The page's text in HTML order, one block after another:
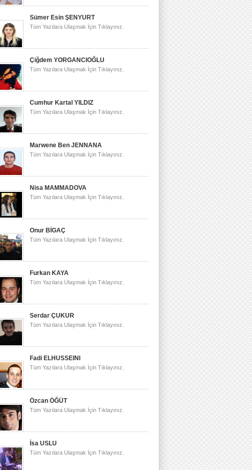
Sümer Esin ŞENYURT
Tüm Yazılara Ulaşmak İçin Tıklayınız.
Çiğdem YORGANCIOĞLU
Tüm Yazılara Ulaşmak İçin Tıklayınız.
Cumhur Kartal YILDIZ
Tüm Yazılara Ulaşmak İçin Tıklayınız.
Marwene Ben JENNANA
Tüm Yazılara Ulaşmak İçin Tıklayınız.
Nisa MAMMADOVA
Tüm Yazılara Ulaşmak İçin Tıklayınız.
Onur BİGAÇ
Tüm Yazılara Ulaşmak İçin Tıklayınız.
Furkan KAYA
Tüm Yazılara Ulaşmak İçin Tıklayınız.
Serdar ÇUKUR
Tüm Yazılara Ulaşmak İçin Tıklayınız.
Fadi ELHUSSEINI
Tüm Yazılara Ulaşmak İçin Tıklayınız.
Özcan ÖĞÜT
Tüm Yazılara Ulaşmak İçin Tıklayınız.
İsa USLU
Tüm Yazılara Ulaşmak İçin Tıklayınız.